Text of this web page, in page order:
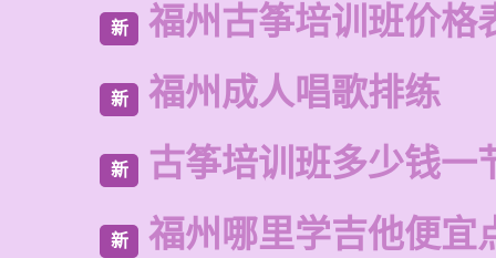
新 福州古筝培训班价格
新 福州成人唱歌排练
新 古筝培训班多少钱一
新 福州哪里学吉他便宜